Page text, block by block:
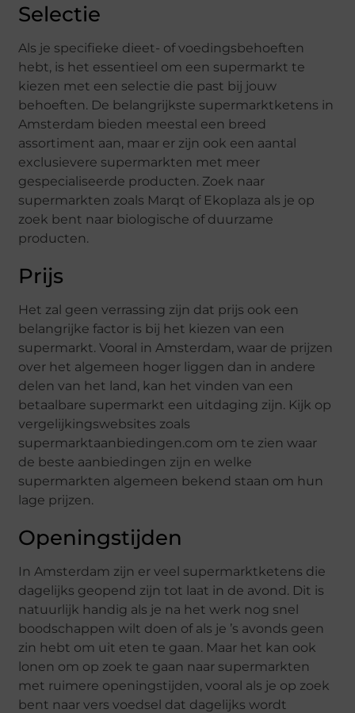
Selectie
Als je specifieke dieet- of voedingsbehoeften
hebt, is het essentieel om een supermarkt te
kiezen met een selectie die past bij jouw
behoeften. De belangrijkste supermarktketens in
Amsterdam bieden meestal een breed
assortiment aan, maar er zijn ook een aantal
exclusievere supermarkten met meer
gespecialiseerde producten. Zoek naar
supermarkten zoals Marqt of Ekoplaza als je op
zoek bent naar biologische of duurzame
producten.
Prijs
Het zal geen verrassing zijn dat prijs ook een
belangrijke factor is bij het kiezen van een
supermarkt. Vooral in Amsterdam, waar de prijzen
over het algemeen hoger liggen dan in andere
delen van het land, kan het vinden van een
betaalbare supermarkt een uitdaging zijn. Kijk op
vergelijkingswebsites zoals
supermarktaanbiedingen.com om te zien waar
de beste aanbiedingen zijn en welke
supermarkten algemeen bekend staan om hun
lage prijzen.
Openingstijden
In Amsterdam zijn er veel supermarktketens die
dagelijks geopend zijn tot laat in de avond. Dit is
natuurlijk handig als je na het werk nog snel
boodschappen wilt doen of als je ’s avonds geen
zin hebt om uit eten te gaan. Maar het kan ook
lonen om op zoek te gaan naar supermarkten
met ruimere openingstijden, vooral als je op zoek
bent naar vers voedsel dat dagelijks wordt